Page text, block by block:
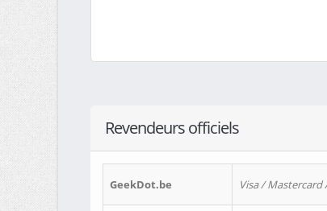
Revendeurs officiels
GeekDot.be Visa / Mastercard